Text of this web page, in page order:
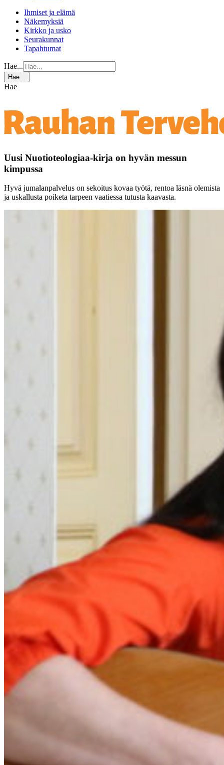
Ihmiset ja elämä
Näkemyksiä
Kirkko ja usko
Seurakunnat
Tapahtumat
Hae...
Hae...
Hae
Uusi Nuotioteologiaa-kirja on hyvän messun
kimpussa
Hyvä jumalanpalvelus on sekoitus kovaa työtä, rentoa läsnä olemista
ja uskallusta poiketa tarpeen vaatiessa tutusta kaavasta.